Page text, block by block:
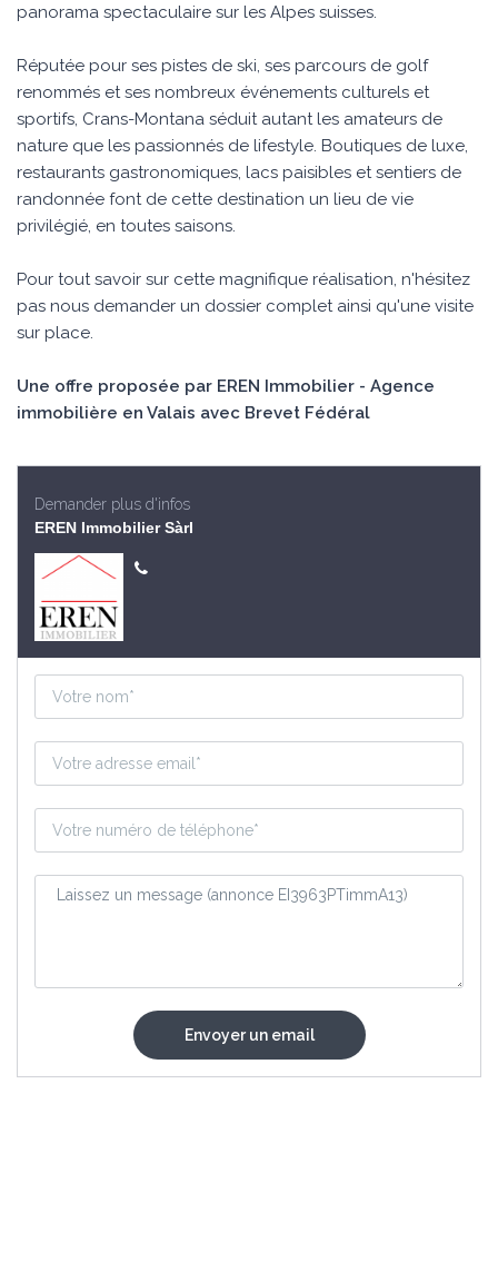
panorama spectaculaire sur les Alpes suisses.
Réputée pour ses pistes de ski, ses parcours de golf
renommés et ses nombreux événements culturels et
sportifs, Crans-Montana séduit autant les amateurs de
nature que les passionnés de lifestyle. Boutiques de luxe,
restaurants gastronomiques, lacs paisibles et sentiers de
randonnée font de cette destination un lieu de vie
privilégié, en toutes saisons.
Pour tout savoir sur cette magnifique réalisation, n'hésitez
pas nous demander un dossier complet ainsi qu'une visite
sur place.
Une offre proposée par EREN Immobilier - Agence
immobilière en Valais avec Brevet Fédéral
Demander plus d'infos
EREN Immobilier Sàrl